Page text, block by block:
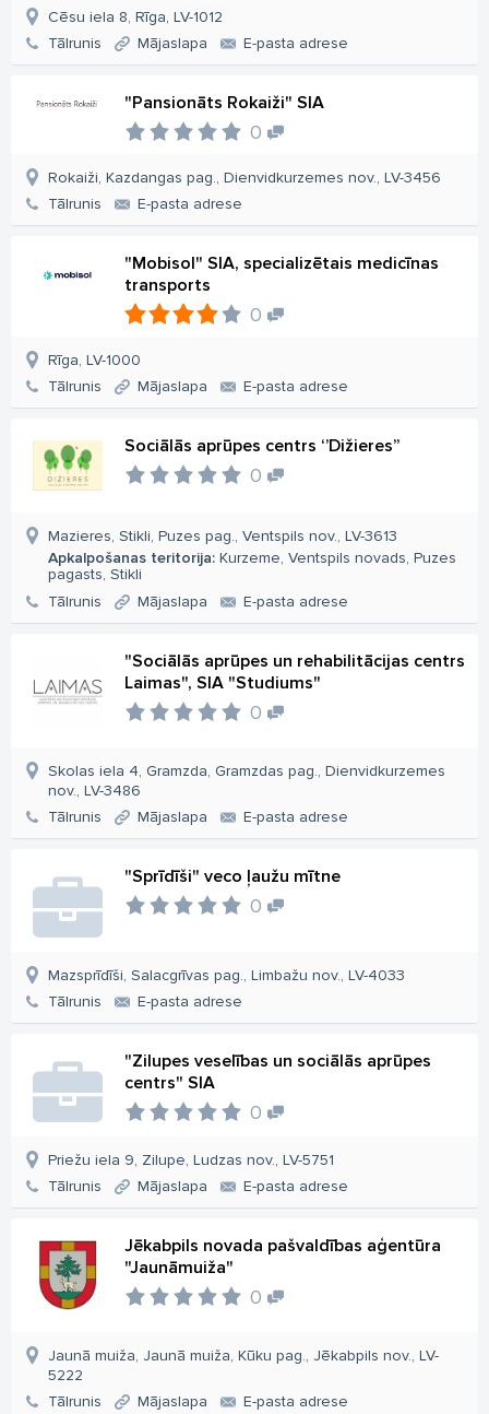
Cēsu iela 8, Rīga, LV-1012
Tālrunis
Mājaslapa E-pasta adrese
"Pansionāts Rokaiži" SIA
0
Rokaiži, Kazdangas pag., Dienvidkurzemes nov., LV-3456
Tālrunis
E-pasta adrese
"Mobisol" SIA, specializētais medicīnas
transports
0
Rīga, LV-1000
Tālrunis
Mājaslapa E-pasta adrese
Sociālās aprūpes centrs ‘’Dižieres’’
0
Mazieres, Stikli, Puzes pag., Ventspils nov., LV-3613
Apkalpošanas teritorija: Kurzeme, Ventspils novads, Puzes
pagasts, Stikli
Tālrunis
Mājaslapa E-pasta adrese
"Sociālās aprūpes un rehabilitācijas centrs
Laimas", SIA "Studiums"
0
Skolas iela 4, Gramzda, Gramzdas pag., Dienvidkurzemes
nov., LV-3486
Tālrunis
Mājaslapa E-pasta adrese
"Sprīdīši" veco ļaužu mītne
0
Mazsprīdīši, Salacgrīvas pag., Limbažu nov., LV-4033
Tālrunis
E-pasta adrese
"Zilupes veselības un sociālās aprūpes
centrs" SIA
0
Priežu iela 9, Zilupe, Ludzas nov., LV-5751
Tālrunis
Mājaslapa E-pasta adrese
Jēkabpils novada pašvaldības aģentūra
"Jaunāmuiža"
0
Jaunā muiža, Jaunā muiža, Kūku pag., Jēkabpils nov., LV-
5222
Tālrunis
Mājaslapa E-pasta adrese